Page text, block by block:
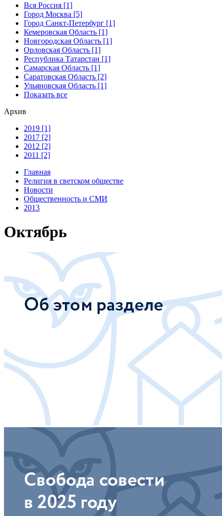
Вся Россия [1]
Город Москва [5]
Город Санкт-Петербург [1]
Кемеровская Область [1]
Новгородская Область [1]
Орловская Область [1]
Республика Татарстан [1]
Самарская Область [1]
Саратовская Область [2]
Ульяновская Область [1]
Показать все
Архив
2019 [1]
2017 [2]
2012 [2]
2011 [2]
Главная
Религия в светском обществе
Новости
Общественность и СМИ
2013
Октябрь